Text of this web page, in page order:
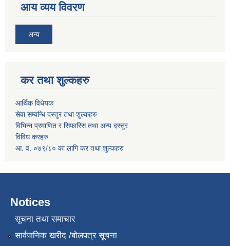
आय व्यय विवरण
अन्य
कर तथा शुल्कहरु
आर्थिक विधेयक
सेवा सम्वन्धि दस्तुर तथा शुल्कहरु
विभिन्न प्रमाणित र सिफारिस तथा अन्य दस्तुर
विविध करहरु
आ. व. ०७९/८० का लागि कर तथा शुल्कहरु
Notices
सूचना तथा समाचार
सार्वजनिक खरीद /बोलपत्र सूचना